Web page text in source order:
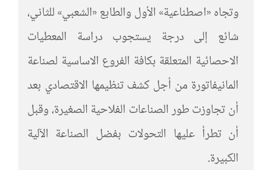
وتجاه «اصطناعية» الأول والطابع «الشعبي» للثاني،
شائع إلى درجة يستجوب دراسة المعطيات
الاحصائية المتعلقة بكافة الفروع الاساسية لصناعة
المانيفاتورة من أجل كشف تنظيمها الاقتصادي بعد
أن تجاوزت طور الصناعات الفلاحية الصغيرة، وقبل
أن تطرأ عليها التحولات بفضل الصناعة الآلية
الكبيرة.